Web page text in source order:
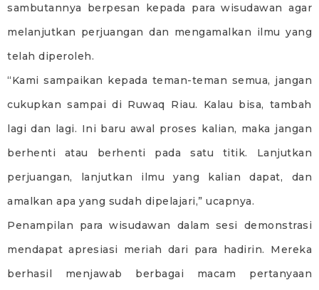
sambutannya berpesan kepada para wisudawan agar
melanjutkan perjuangan dan mengamalkan ilmu yang
telah diperoleh.
“Kami sampaikan kepada teman-teman semua, jangan
cukupkan sampai di Ruwaq Riau. Kalau bisa, tambah
lagi dan lagi. Ini baru awal proses kalian, maka jangan
berhenti atau berhenti pada satu titik. Lanjutkan
perjuangan, lanjutkan ilmu yang kalian dapat, dan
amalkan apa yang sudah dipelajari,” ucapnya.
Penampilan para wisudawan dalam sesi demonstrasi
mendapat apresiasi meriah dari para hadirin. Mereka
berhasil menjawab berbagai macam pertanyaan